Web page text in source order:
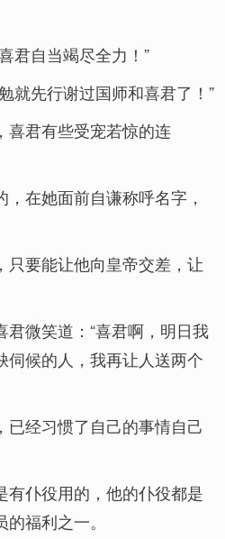
君自当竭尽全力！”
就先行谢过国师和喜君了！”
喜君有些受宠若惊的连
在她面前自谦称呼名字，
只要能让他向皇帝交差，让
君微笑道：“喜君啊，明日我
伺候的人，我再让人送两个
已经习惯了自己的事情自己
有仆役用的，他的仆役都是
福利之一。